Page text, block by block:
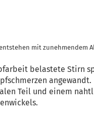
mit zunehmendem
belastete Stirn
angewandt.
Teil und einem